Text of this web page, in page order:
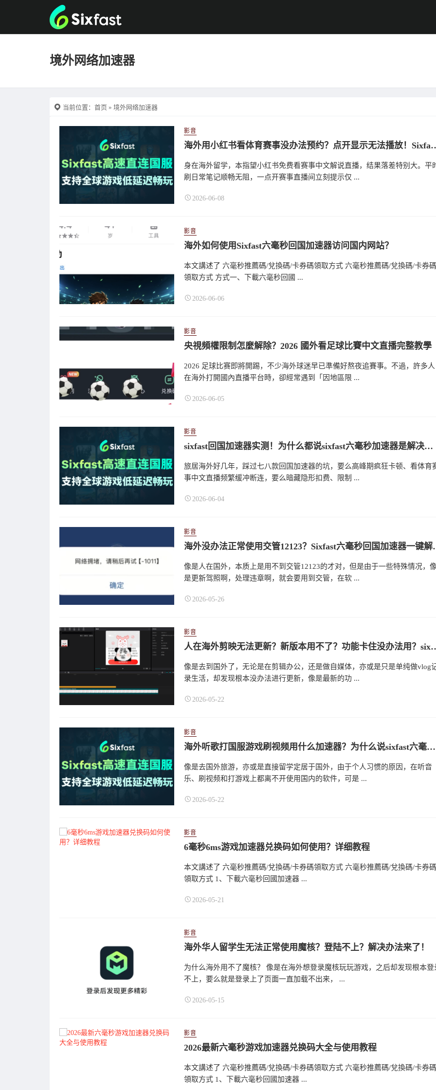
境外网络加速器
当前位置： 首页 » 境外网络加速器
影音
海外用小红书看体育赛事没办法预约？点开
身在海外留学，本指望小红书免费看赛事中文解说直播，结果落差特别大。平
刷日常笔记顺畅无阻，一点开赛事直播间立刻提示仅 ...
2026-06-08
影音
海外如何使用Sixfast六毫秒回国加速器访问国内网站？
本文講述了 六毫秒推薦碼/兌換碼/卡券碼領取方式 六毫秒推薦碼/兌換碼/卡券
領取方式 方式一、下載六毫秒回國 ...
2026-06-06
影音
央視頻權限制怎麼解除？2026 國外看足球比賽中文直播完整教學
2026 足球比赛即將開踢，不少海外球迷早已準備好熬夜追賽事。不過，許多人
在海外打開國內直播平台時，卻經常遇到「因地區限 ...
2026-06-05
影音
sixfast回国加速器实测！为什么都说sixfast六毫秒加速器是解决游戏延迟、视频无法播放的利器？
旅居海外好几年，踩过七八款回国加速器的坑，要么高峰期疯狂卡顿、看体育
事中文直播频繁缓冲断连，要么暗藏隐形扣费、限制 ...
2026-06-04
影音
海外没办法正常
像是人在国外，本质上是用不到交管12123的才对，但是由于一些特殊情况，
是更新驾照啊，处理违章啊，就会要用到交管，在软 ...
2026-05-26
影音
人在海外剪映无法更新？新版本用不了？功
像是去到国外了，无论是在剪辑办公，还是做自媒体，亦或是只是单纯做vlog
录生活，却发现根本没办法进行更新，像是最新的功 ...
2026-05-22
影音
海外听歌打国服游戏刷视频用什么加速器？为什么说sixfast六毫秒回国加速器可以一键解决所有问题？
像是去国外旅游，亦或是直接留学定居于国外，由于个人习惯的原因，在听音
乐、刷视频和打游戏上都离不开使用国内的软件，可是 ...
2026-05-22
影音
6毫秒6ms游戏加速器兑换码如何使用？详细教程
本文講述了 六毫秒推薦碼/兌換碼/卡券碼領取方式 六毫秒推薦碼/兌換碼/卡券碼
領取方式 1、下載六毫秒回國加速器 ...
2026-05-21
影音
海外华人留学生无法正常使用魔核？登陆不上？解决办法来了！
为什么海外用不了魔核？ 像是在海外想登录魔核玩玩游戏，之后却发现根本登
不上，要么就是登录上了页面一直加载不出来， ...
2026-05-15
影音
2026最新六毫秒游戏加速器兑换码大全与使用教程
本文講述了 六毫秒推薦碼/兌換碼/卡券碼領取方式 六毫秒推薦碼/兌換碼/卡券碼
領取方式 1、下載六毫秒回國加速器 ...